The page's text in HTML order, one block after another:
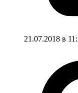
21.07.2018 в